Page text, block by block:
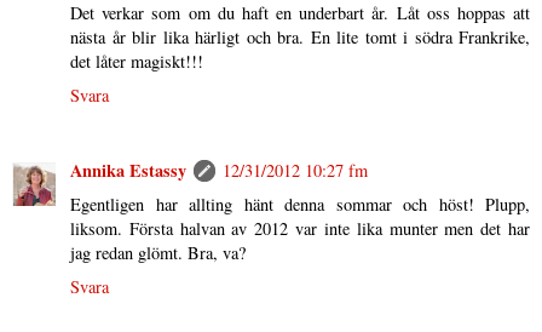
Det verkar som om du haft en underbart år. Låt oss hoppas att
nästa år blir lika härligt och bra. En lite tomt i södra Frankrike,
det låter magiskt!!!
Svara
Annika Estassy
12/31/2012 10:27 fm
Egentligen har allting hänt denna sommar och höst! Plupp,
liksom. Första halvan av 2012 var inte lika munter men det har
jag redan glömt. Bra, va?
Svara